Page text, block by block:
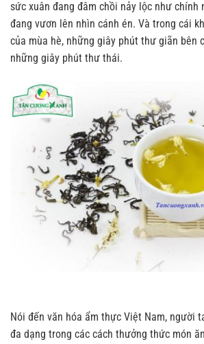
sức xuân đang đâm chồi nảy lộc như chính
đang vươn lên nhìn cánh én. Và trong cái
của mùa hè, những giây phút thư giãn bên
những giây phút thư thái.
Nói đến văn hóa ẩm thực Việt Nam, người
đa dạng trong các cách thưởng thức món